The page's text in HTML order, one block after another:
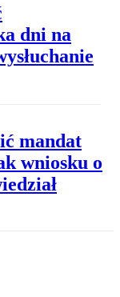
dni na
mandat
wniosku o